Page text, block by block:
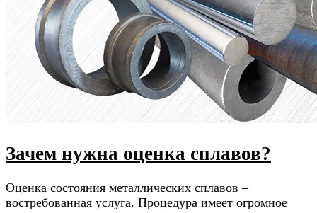
Зачем нужна оценка сплавов?
Оценка состояния металлических сплавов –
востребованная услуга. Процедура имеет огромное